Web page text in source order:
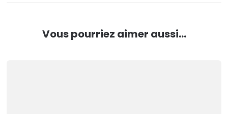
Vous pourriez aimer aussi...